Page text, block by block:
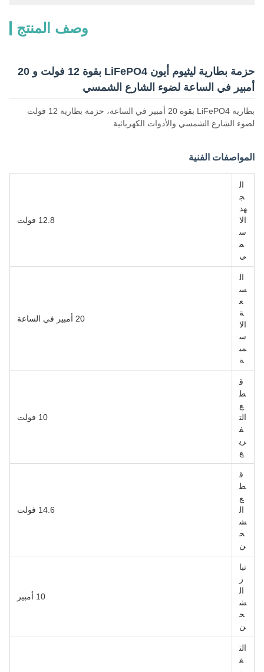
وصف المنتج
حزمة بطارية ليثيوم أيون LiFePO4 بقوة 12 فولت و 20
أمبير في الساعة لضوء الشارع الشمسي
بطارية LiFePO4 بقوة 20 أمبير في الساعة، حزمة بطارية 12 فولت
لضوء الشارع الشمسي والأدوات الكهربائية
المواصفات الفنية
ال
ج
هد
الا
س
م
ي
12.8 فولت
ال
س
ع
ة
الا
س
مي
ة
20 أمبير في الساعة
ق
ط
ع
الت
ف
ري
غ
10 فولت
ق
ط
ع
ال
ش
ح
ن
14.6 فولت
تيا
ر
ال
ش
ح
ن
10 أمبير
الت
ف